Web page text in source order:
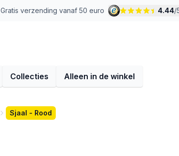
Gratis verzending vanaf 50 euro 4.44/
Collecties Alleen in de winkel
Sjaal - Rood